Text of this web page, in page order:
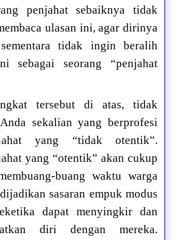
penjahat sebaiknya tidak
ulasan ini, agar dirinya
tidak ingin beralih
sebagai seorang “penjahat
tersebut di atas, tidak
sekalian yang berprofesi
yang “tidak otentik”.
yang “otentik” akan cukup
buang waktu warga
sasaran empuk modus
dapat menyingkir dan
diri dengan mereka.